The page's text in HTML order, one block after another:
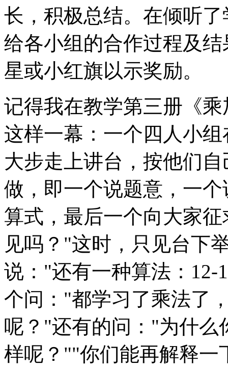
长，积极总结。在倾听
给各小组的合作过程及
星或小红旗以示奖励。
记得我在教学第三册《
这样一幕：一个四人小
大步走上讲台，按他们
做，即一个说题意，一
算式，最后一个向大家
见吗？"这时，只见台下
说："还有一种算法：12-
个问："都学习了乘法了
呢？"还有的问："为什么
样呢？""你们能再解释一